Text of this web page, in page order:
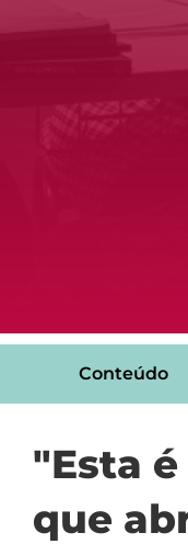
Conteúdo
"Esta
que